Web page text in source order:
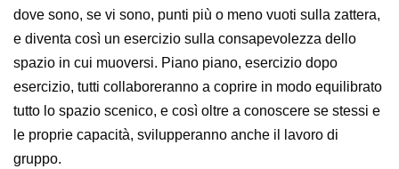
dove sono, se vi sono, punti più o meno vuoti sulla zattera,
e diventa così un esercizio sulla consapevolezza dello
spazio in cui muoversi. Piano piano, esercizio dopo
esercizio, tutti collaboreranno a coprire in modo equilibrato
tutto lo spazio scenico, e così oltre a conoscere se stessi e
le proprie capacità, svilupperanno anche il lavoro di
gruppo.